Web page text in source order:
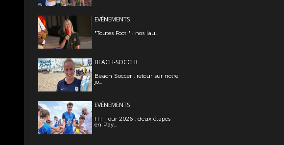
EVÉNEMENTS
"Toutes Foot " : nos lau...
BEACH-SOCCER
Beach Soccer : retour sur notre
jo...
EVÉNEMENTS
FFF Tour 2026 : deux étapes
en Pay...